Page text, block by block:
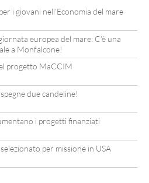
i giovani nell’Economia del mare
europea del mare: C’è una
a Monfalcone!
progetto MaCCIM
due candeline!
i progetti finanziati
per missione in USA